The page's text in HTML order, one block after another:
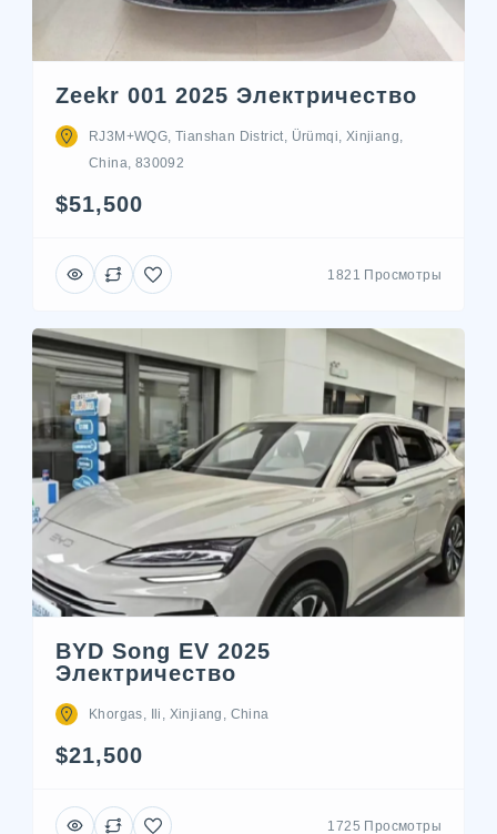
Zeekr 001 2025 Электричество
RJ3M+WQG, Tianshan District, Ürümqi, Xinjiang,
China, 830092
$51,500
1821 Просмотры
BYD Song EV 2025
Электричество
Khorgas, Ili, Xinjiang, China
$21,500
1725 Просмотры